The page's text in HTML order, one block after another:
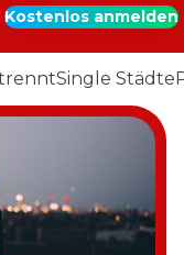
Single Städte
Kostenlos anmelden